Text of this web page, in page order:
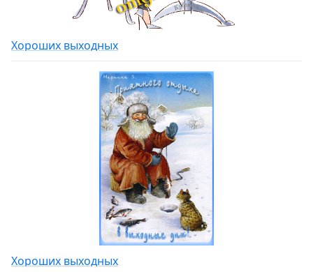
Хороших выходных
Хороших выходных